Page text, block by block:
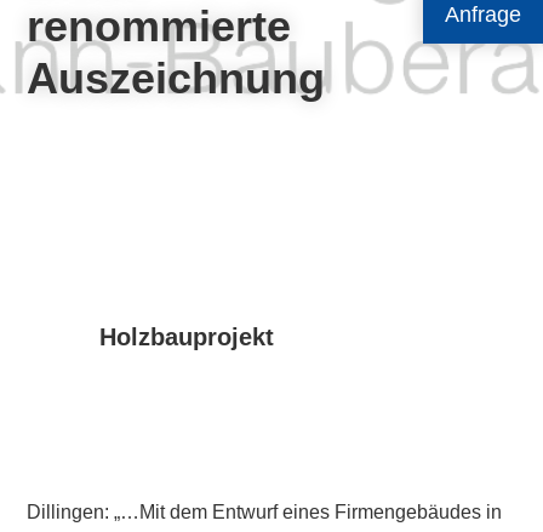
Anfrage
renommierte
Auszeichnung
Holzbauprojekt
Dillingen: „…Mit dem Entwurf eines Firmengebäudes in